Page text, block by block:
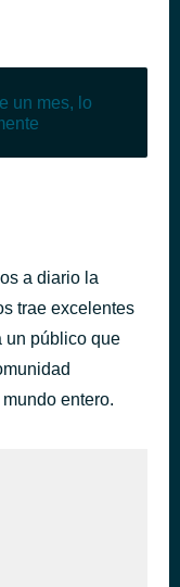
un mes, lo
a diario la
trae excelentes
un público que
entero.